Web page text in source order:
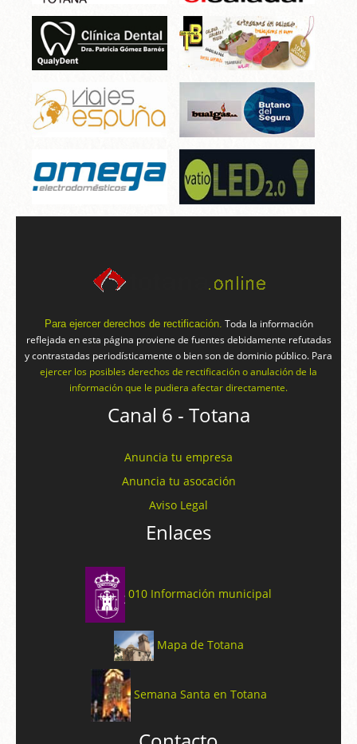
Para ejercer derechos de rectificación. Toda la información
reflejada en esta página proviene de fuentes debidamente refutadas
y contrastadas periodísticamente o bien son de dominio público. Para
ejercer los posibles derechos de rectificación o anulación de la
información que le pudiera afectar directamente.
Canal 6 - Totana
Anuncia tu empresa
Anuncia tu asocación
Aviso Legal
Enlaces
010 Información municipal
Mapa de Totana
Semana Santa en Totana